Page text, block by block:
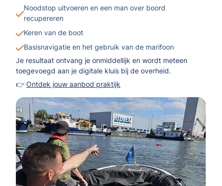
Noodstop uitvoeren en een man over boord
recupereren
Keren van de boot
Basisnavigatie en het gebruik van de marifoon
Je resultaat ontvang je onmiddellijk en wordt meteen
toegevoegd aan je digitale kluis bij de overheid.
👉 Ontdek jouw aanbod praktijk